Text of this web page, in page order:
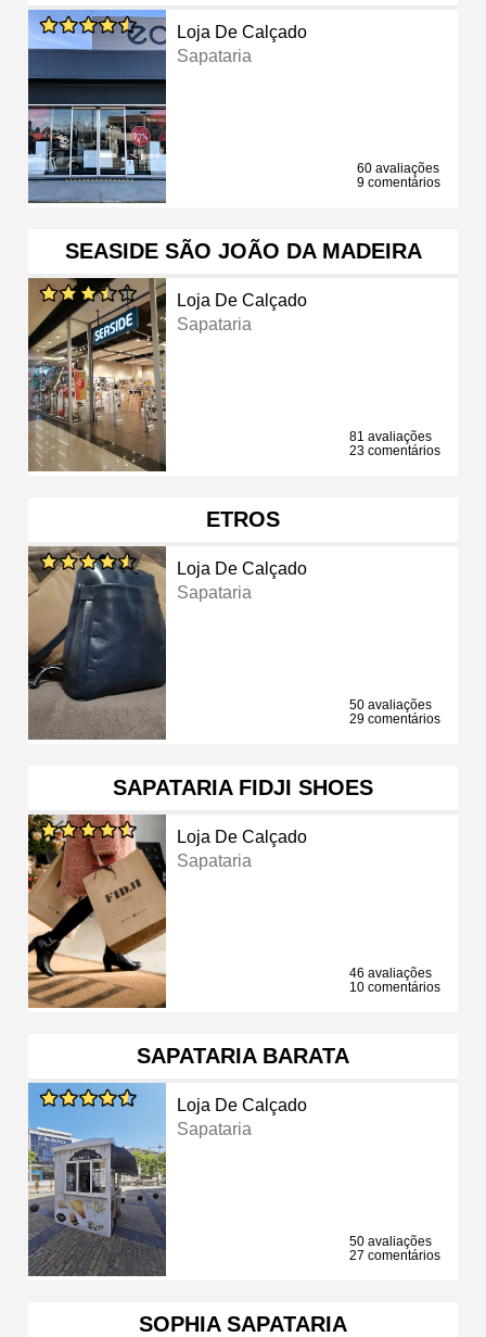
Loja De Calçado
Sapataria
60 avaliações
9 comentários
SEASIDE SÃO JOÃO DA MADEIRA
Loja De Calçado
Sapataria
81 avaliações
23 comentários
ETROS
Loja De Calçado
Sapataria
50 avaliações
29 comentários
SAPATARIA FIDJI SHOES
Loja De Calçado
Sapataria
46 avaliações
10 comentários
SAPATARIA BARATA
Loja De Calçado
Sapataria
50 avaliações
27 comentários
SOPHIA SAPATARIA